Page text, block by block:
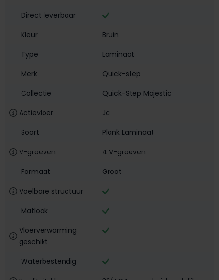
Direct leverbaar
Kleur
Bruin
Type
Laminaat
Merk
Quick-step
Collectie
Quick-Step Majestic
Actievloer
Ja
Soort
Plank Laminaat
V-groeven
4 V-groeven
Formaat
Groot
Voelbare structuur
Matlook
Vloerverwarming
geschikt
Waterbestendig‎